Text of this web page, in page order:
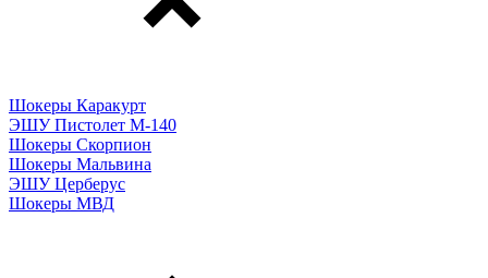
Шокеры Каракурт
ЭШУ Пистолет М-140
Шокеры Скорпион
Шокеры Мальвина
ЭШУ Церберус
Шокеры МВД